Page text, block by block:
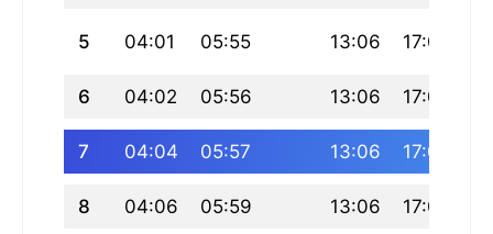
5 04:01 05:55 13:06 17:02
6 04:02 05:56 13:06 17:02
7 04:04 05:57 13:06 17:01
8 04:06 05:59 13:06 17:01